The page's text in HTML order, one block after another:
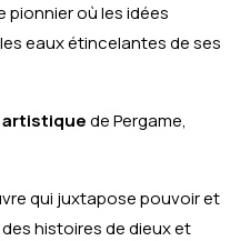
pionnier où les idées
eaux étincelantes de ses
artistiquede Pergame,
qui juxtapose pouvoir et
histoires de dieux et